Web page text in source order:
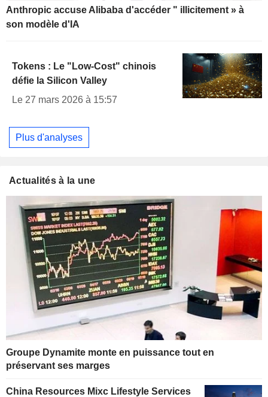
Anthropic accuse Alibaba d'accéder " illicitement » à
son modèle d'IA
Tokens : Le "Low-Cost" chinois
défie la Silicon Valley
Le 27 mars 2026 à 15:57
Plus d'analyses
Actualités à la une
Groupe Dynamite monte en puissance tout en
préservant ses marges
China Resources Mixc Lifestyle Services